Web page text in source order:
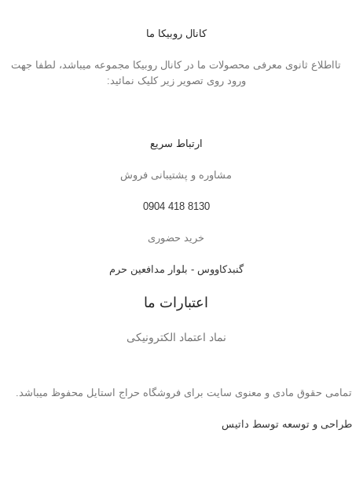
کانال روبیکا ما
تااطلاع ثانوی معرفی محصولات ما در کانال روبیکا مجموعه میباشد، لطفا جهت
ورود روی تصویر زیر کلیک نمائید:
ارتباط سریع
مشاوره و پشتیبانی فروش
8130 418 0904
خرید حضوری
گنبدکاووس - بلوار مدافعین حرم
اعتبارات ما
نماد اعتماد الکترونیکی
تمامی حقوق مادی و معنوی سایت برای فروشگاه حراج استایل محفوظ میباشد.
طراحی و توسعه توسط داتیس